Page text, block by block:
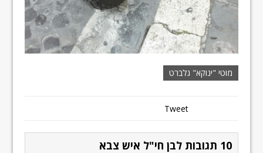
מוטי "ינוקא" גלברט
Tweet
10 תגובות לבן חי"ל איש צבא